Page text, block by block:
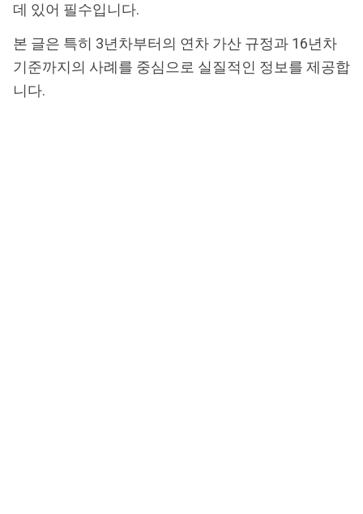
데 있어 필수입니다.
본 글은 특히 3년차부터의 연차 가산 규정과 16년차
기준까지의 사례를 중심으로 실질적인 정보를 제공합
니다.